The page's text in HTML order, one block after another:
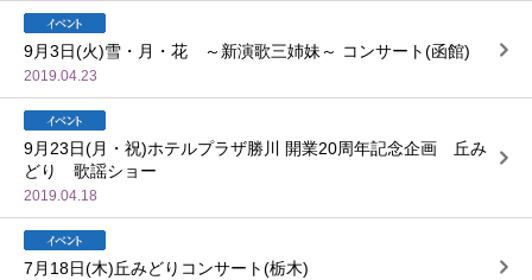
9月3日(火)雪・月・花 ～新演歌三姉妹～ コンサート(函館)
2019.04.23
9月23日(月・祝)ホテルプラザ勝川 開業20周年記念企画 丘み
どり 歌謡ショー
2019.04.18
7月18日(木)丘みどりコンサート(栃木)